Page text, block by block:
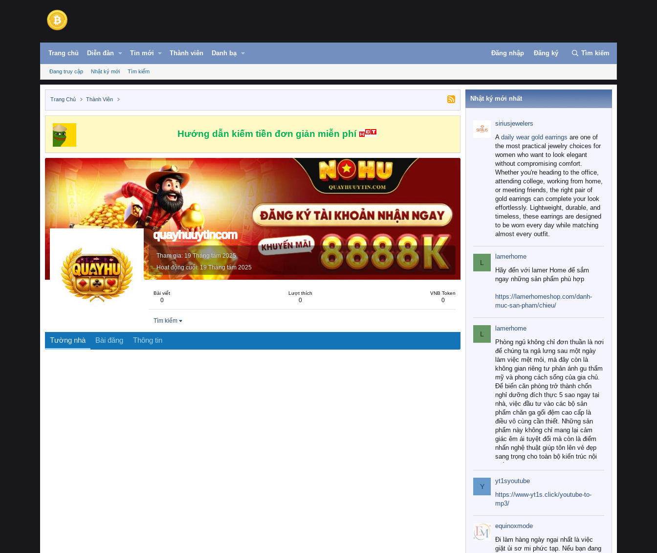
Trang chủ Diễn đàn Tin mới Thành viên Danh bạ Đăng nhập Đăng ký Tìm kiếm
Đang truy cập Nhật ký mới Tìm kiếm
Trang Chủ Thành Viên
Hướng dẫn kiếm tiền đơn giản miễn phí
quayhuuytincom
Tham gia 19 Tháng tám 2025
Hoạt động cuối 19 Tháng tám 2025
Bài viết
0
Lượt thích
0
VNB Token
0
Tìm kiếm
Tường nhà Bài đăng Thông tin
Nhật ký mới nhất
siriusjewelers
A daily wear gold earrings are one of
the most practical jewelry choices for
women who want to look elegant
without compromising comfort.
Whether you're heading to the office,
attending college, working from home,
or meeting friends, the right pair of
gold earrings can complete your look
effortlessly. Lightweight, durable, and
timeless, these earrings are designed
to be worn every day while matching
almost every outfit.
L
lamerhome
Hãy đến với lamer Home để sắm
ngay những sản phẩm phù hợp
https://lamerhomeshop.com/danh-
muc-san-pham/chieu/
L
lamerhome
Phòng ngủ không chỉ đơn thuần là nơi
để chúng ta ngả lưng sau một ngày
làm việc mệt mỏi, mà đây còn là
không gian riêng tư phản ánh gu thẩm
mỹ và phong cách sống của gia chủ.
Để biến căn phòng trở thành chốn
nghỉ dưỡng đích thực 5 sao ngay tại
nhà, việc đầu tư vào các bộ sản
phẩm chăn ga gối đệm cao cấp là
điều vô cùng cần thiết. Những sản
phẩm này không chỉ mang lại cảm
giác êm ái tuyệt đối mà còn là điểm
nhấn nghệ thuật giúp tôn lên vẻ đẹp
sang trọng cho toàn bộ kiến trúc nội
Tuy nhiên, giữa thị trường đa dạng
với vô vàn thương hiệu và mẫu mã
như hiện nay, làm thế nào để chọn
được những bộ chăn ga gối đệm cao
cấp thực sự chất lượng, phù hợp với
khí hậu và nhu cầu sử dụng của gia
đình? Hãy cùng chúng tôi đi tìm lời
giải đáp chi tiết qua bài viết dưới đây.
Y
yt1syoutube
https://www-yt1s.click/youtube-to-
mp3/
equinoxmode
Đi làm hàng ngày ngại nhất là việc
giặt ủi sơ mi phức tạp. Nếu bạn đang